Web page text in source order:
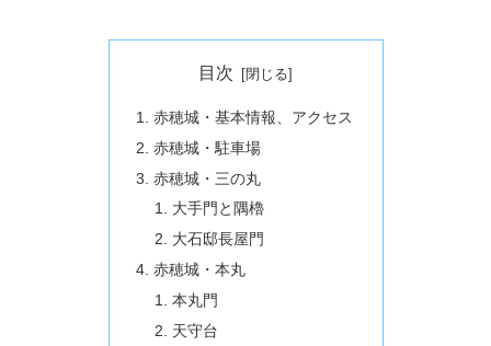
目次
赤穂城・基本情報、アクセス
赤穂城・駐車場
赤穂城・三の丸
大手門と隅櫓
大石邸長屋門
赤穂城・本丸
本丸門
天守台